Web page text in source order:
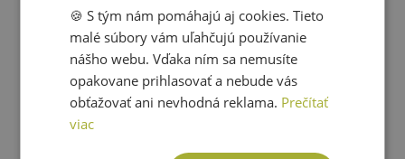
ENGLISH
🍪 S tým nám pomáhajú aj cookies. Tieto
malé súbory vám uľahčujú používanie
nášho webu. Vďaka ním sa nemusíte
opakovane prihlasovať a nebude vás
obťažovať ani nevhodná reklama. Prečítať
viac